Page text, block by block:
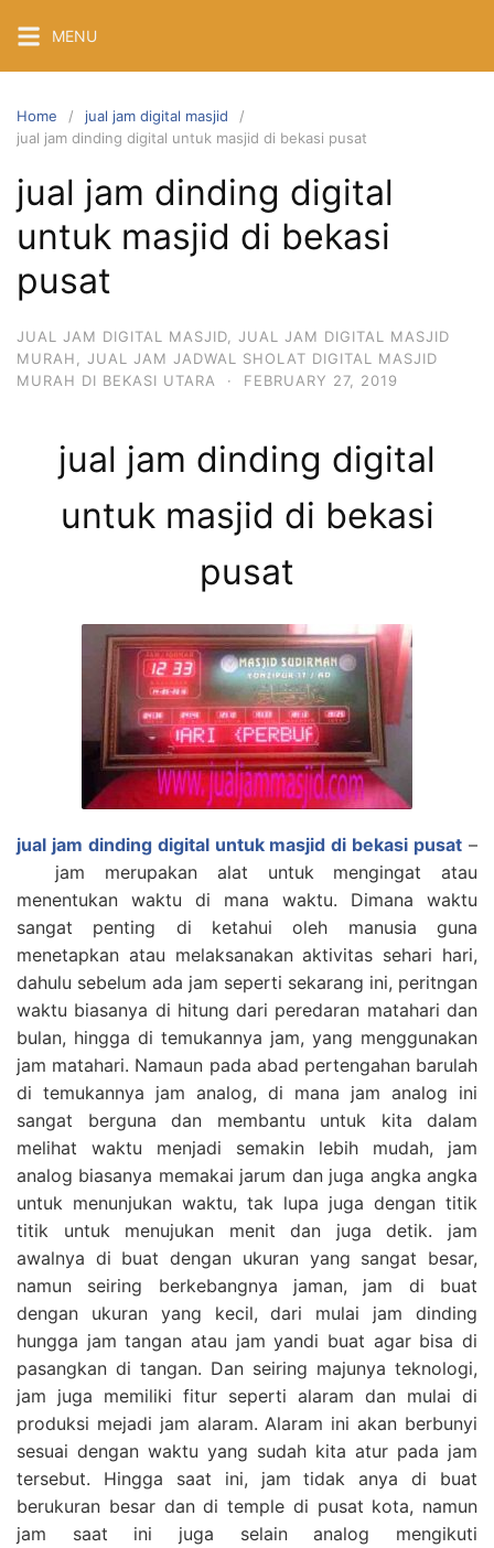
content
MENU
Home
jual jam digital masjid
jual jam dinding digital untuk masjid di bekasi pusat
jual jam dinding digital
untuk masjid di bekasi
pusat
JUAL JAM DIGITAL MASJID
JUAL JAM DIGITAL MASJID
MURAH
JUAL JAM JADWAL SHOLAT DIGITAL MASJID
MURAH DI BEKASI UTARA
· FEBRUARY 27, 2019
jual jam dinding digital
untuk masjid di bekasi
pusat
jual jam dinding digital untuk masjid di bekasi pusat –
jam merupakan alat untuk mengingat atau
menentukan waktu di mana waktu. Dimana waktu
sangat penting di ketahui oleh manusia guna
menetapkan atau melaksanakan aktivitas sehari hari,
dahulu sebelum ada jam seperti sekarang ini, peritngan
waktu biasanya di hitung dari peredaran matahari dan
bulan, hingga di temukannya jam, yang menggunakan
jam matahari. Namaun pada abad pertengahan barulah
di temukannya jam analog, di mana jam analog ini
sangat berguna dan membantu untuk kita dalam
melihat waktu menjadi semakin lebih mudah, jam
analog biasanya memakai jarum dan juga angka angka
untuk menunjukan waktu, tak lupa juga dengan titik
titik untuk menujukan menit dan juga detik. jam
awalnya di buat dengan ukuran yang sangat besar,
namun seiring berkebangnya jaman, jam di buat
dengan ukuran yang kecil, dari mulai jam dinding
hungga jam tangan atau jam yandi buat agar bisa di
pasangkan di tangan. Dan seiring majunya teknologi,
jam juga memiliki fitur seperti alaram dan mulai di
produksi mejadi jam alaram. Alaram ini akan berbunyi
sesuai dengan waktu yang sudah kita atur pada jam
tersebut. Hingga saat ini, jam tidak anya di buat
berukuran besar dan di temple di pusat kota, namun
jam saat ini juga selain analog mengikuti